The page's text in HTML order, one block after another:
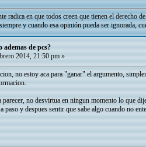
radica en que todos creen que tienen el derecho
y cuando esa opinión pueda ser ignorada,
ademas de pcs?
2014, 21:50 pm »
no estoy aca para "ganar" el argumento,
no desvirtua en ningun momento lo que
paso y despues sentir que sabe algo cuando no